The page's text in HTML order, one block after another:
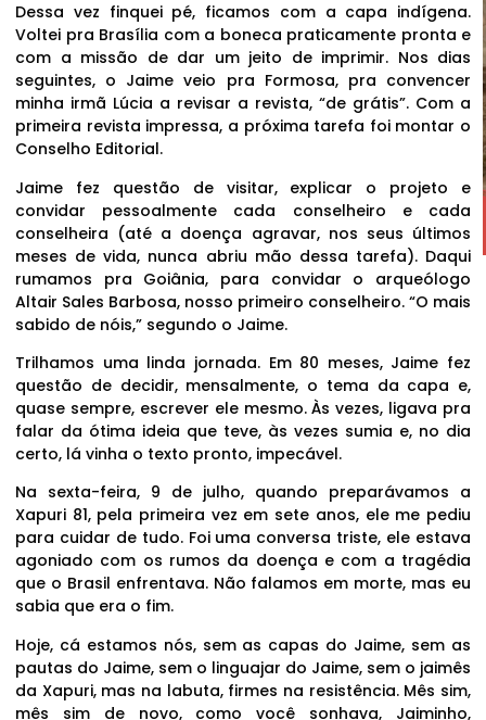
Dessa vez finquei pé, ficamos com a capa indígena.
Voltei pra Brasília com a boneca praticamente pronta e
com a missão de dar um jeito de imprimir. Nos dias
seguintes, o Jaime veio pra Formosa, pra convencer
minha irmã Lúcia a revisar a revista, “de grátis”. Com a
primeira revista impressa, a próxima tarefa foi montar o
Conselho Editorial.
Jaime fez questão de visitar, explicar o projeto e
convidar pessoalmente cada conselheiro e cada
conselheira (até a doença agravar, nos seus últimos
meses de vida, nunca abriu mão dessa tarefa). Daqui
rumamos pra Goiânia, para convidar o arqueólogo
Altair Sales Barbosa, nosso primeiro conselheiro. “O mais
sabido de nóis,” segundo o Jaime.
Trilhamos uma linda jornada. Em 80 meses, Jaime fez
questão de decidir, mensalmente, o tema da capa e,
quase sempre, escrever ele mesmo. Às vezes, ligava pra
falar da ótima ideia que teve, às vezes sumia e, no dia
certo, lá vinha o texto pronto, impecável.
Na sexta-feira, 9 de julho, quando preparávamos a
Xapuri 81, pela primeira vez em sete anos, ele me pediu
para cuidar de tudo. Foi uma conversa triste, ele estava
agoniado com os rumos da doença e com a tragédia
que o Brasil enfrentava. Não falamos em morte, mas eu
sabia que era o fim.
Hoje, cá estamos nós, sem as capas do Jaime, sem as
pautas do Jaime, sem o linguajar do Jaime, sem o jaimês
da Xapuri, mas na labuta, firmes na resistência. Mês sim,
mês sim de novo, como você sonhava, Jaiminho,